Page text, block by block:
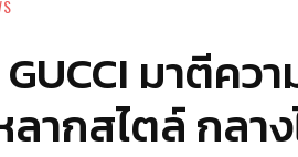
มาตีคว
ลากสไตล์ กลา